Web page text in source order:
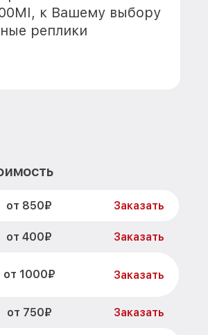
к Вашему выбору
реплики
от 850₽ Заказать
от 400₽ Заказать
от 1000₽ Заказать
от 750₽ Заказать